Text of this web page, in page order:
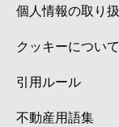
個人情報の取り
クッキーについて
引用ルール
不動産用語集